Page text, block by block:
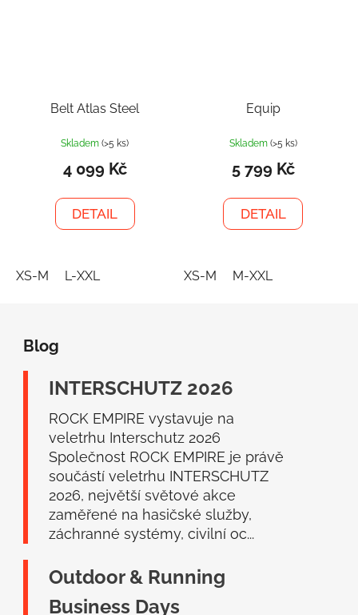
Belt Atlas Steel
Skladem(>5 ks)
4 099 Kč
DETAIL
XS-M L-XXL
Equip
Skladem (>5 ks)
5 799 Kč
DETAIL
XS-M M-XXL
Blog
INTERSCHUTZ 2026
ROCK EMPIRE vystavuje na
veletrhu Interschutz 2026
Společnost ROCK EMPIRE je právě
součástí veletrhu INTERSCHUTZ
2026, největší světové akce
zaměřené na hasičské služby,
záchranné systémy, civilní oc...
Outdoor & Running
Business Days